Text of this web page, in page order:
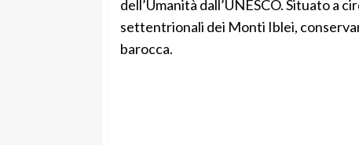
dell’Umanità dall’UNESCO. Situato a
settentrionali dei Monti Iblei,
barocca.